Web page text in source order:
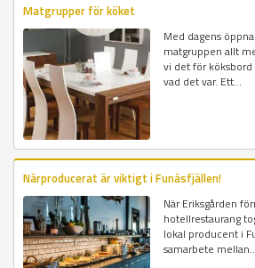
Matgrupper för köket
Med dagens
matgruppen allt
vi det för
vad det var. Ett...
Närproducerat är viktigt i Funäsfjällen!
När Eriksgården
hotellrestaurang
lokal producent i
samarbete